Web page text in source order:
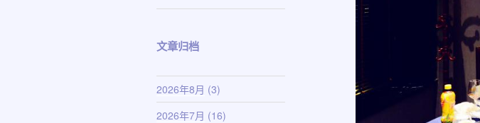
文章归档
2026年8月 (3)
2026年7月 (16)